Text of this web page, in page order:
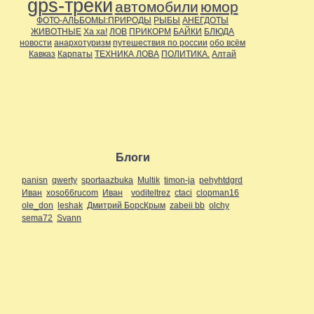
gps-треки автомобили юмор
ФОТО-АЛЬБОМЫ:ПРИРОДЫ РЫБЫ АНЕГДОТЫ
ЖИВОТНЫЕ Ха ха! ЛОВ ПРИКОРМ БАЙКИ БЛЮДА
новости анархотуризм путешествия по россии обо всём
Кавказ Карпаты ТЕХНИКА ЛОВА ПОЛИТИКА. Алтай
Блоги
panisn qwerty sportaazbuka Multik timon-ja pehyhtdgrd
Иван xoso66rucom Иван voditeltrez ctaci clopman16
ole_don leshak Дмитрий БорсКрым zabeii bb olchy
sema72 Svann